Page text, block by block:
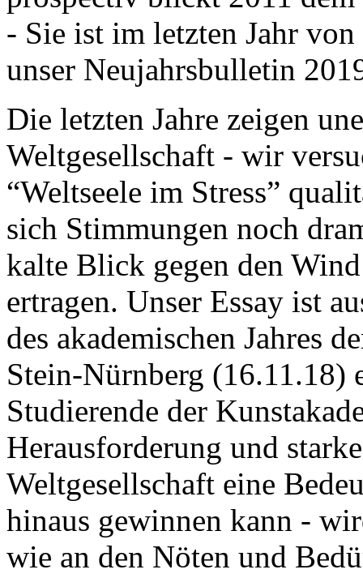
- Sie ist im letzten Jahr
unser Neujahrsbulletin
Die letzten Jahre zeigen
Weltgesellschaft - wir
“Weltseele im Stress”
sich Stimmungen noch
kalte Blick gegen den
ertragen. Unser Essay ist
des akademischen Jahres
Stein-Nürnberg (16.11.18)
Studierende der
Herausforderung und
Weltgesellschaft eine
hinaus gewinnen kann -
wie an den Nöten und